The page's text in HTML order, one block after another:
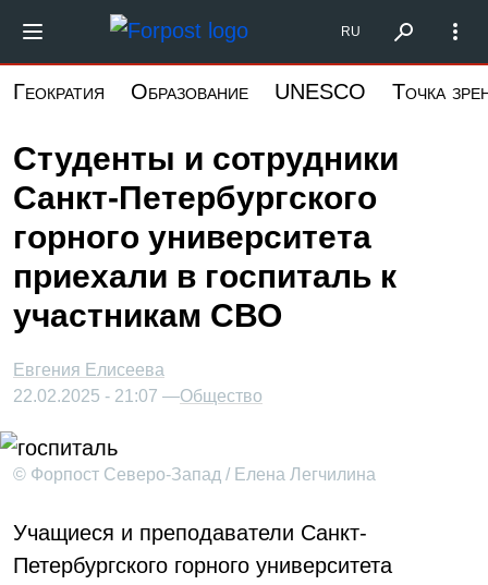
основному
Форпост Северо-Запад
RU
Геократия Образование UNESCO Точка
Студенты и сотрудники
Санкт-Петербургского
горного университета
приехали в госпиталь к
участникам СВО
Евгения Елисеева
22.02.2025 - 21:07 —Общество
© Форпост Северо-Запад / Елена Легчилина
Учащиеся и преподаватели Санкт-
Петербургского горного университета